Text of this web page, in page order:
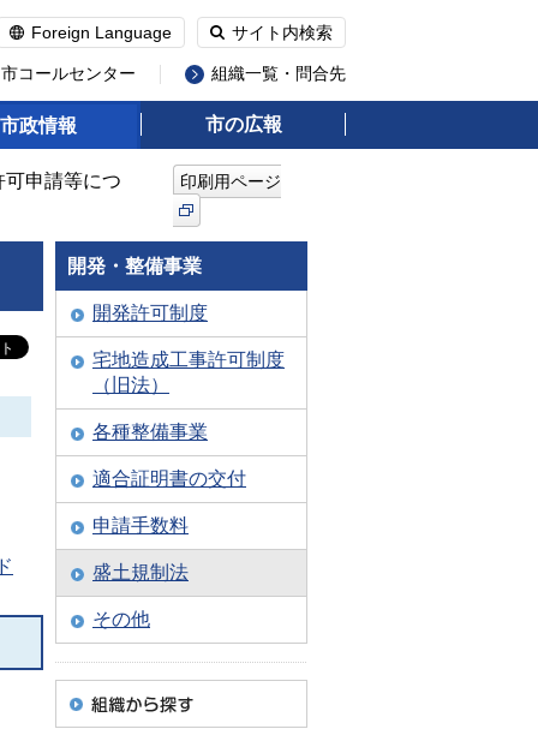
Foreign Language サイト内検索
コールセンター 組織一覧・問合先
市政情報 市の広報
申請等につ 印刷用ページ
開発・整備事業
開発許可制度
宅地造成工事許可制度
（旧法）
各種整備事業
適合証明書の交付
申請手数料
盛土規制法
その他